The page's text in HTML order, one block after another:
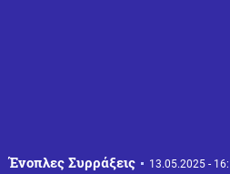
Ένοπλες Συρράξεις 13.05.2025 -